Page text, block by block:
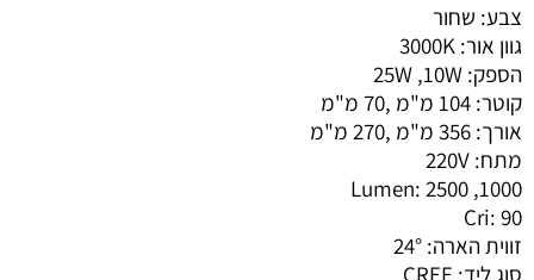
צבע: שחור
גוון אור: 3000K
הספק: 25W ,10W
קוטר: 104 מ"מ ,70 מ"מ
אורך: 356 מ"מ ,270 מ"מ
מתח: 220V
Lumen: 2500 ,1000
Cri: 90
זווית הארה: 24°
סוג ליד: CREE